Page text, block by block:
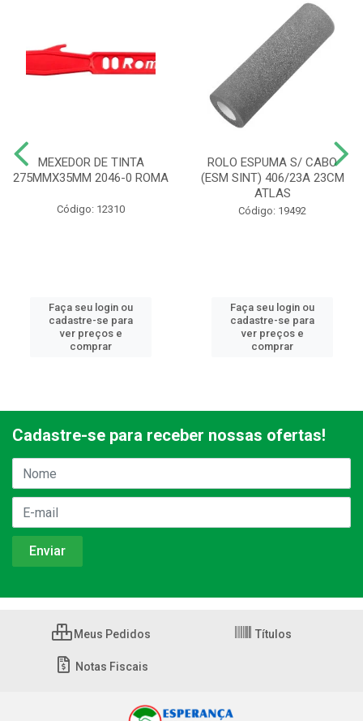
MEXEDOR DE TINTA
275MMX35MM 2046-0 ROMA
Código: 12310
Faça seu login ou
cadastre-se para
ver preços e
comprar
ROLO ESPUMA S/ CABO
(ESM SINT) 406/23A 23CM
ATLAS
Código: 19492
Faça seu login ou
cadastre-se para
ver preços e
comprar
Cadastre-se para receber nossas ofertas!
Meus Pedidos Títulos
Notas Fiscais